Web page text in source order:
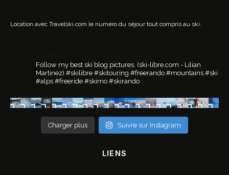
Location avec Travelski.com le numéro du séjour tout compris au ski.
Follow my best ski blog pictures. (ski-libre.com - Lilian
Martinez) #skilibre #skitouring #freerando #mountains #ski
#alps #freeride #skimo #skirando
Charger plus Suivre sur Instagram
LIENS